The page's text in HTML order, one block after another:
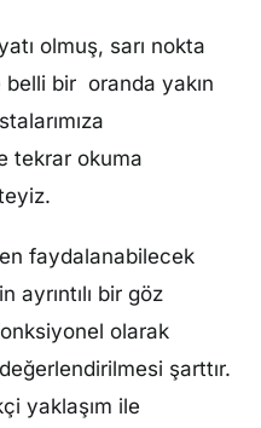
olmuş, sarı nokta
bir oranda yakın
tekrar okuma
faydalanabilecek
ayrıntılı bir göz
olarak
şarttır.
yaklaşım ile